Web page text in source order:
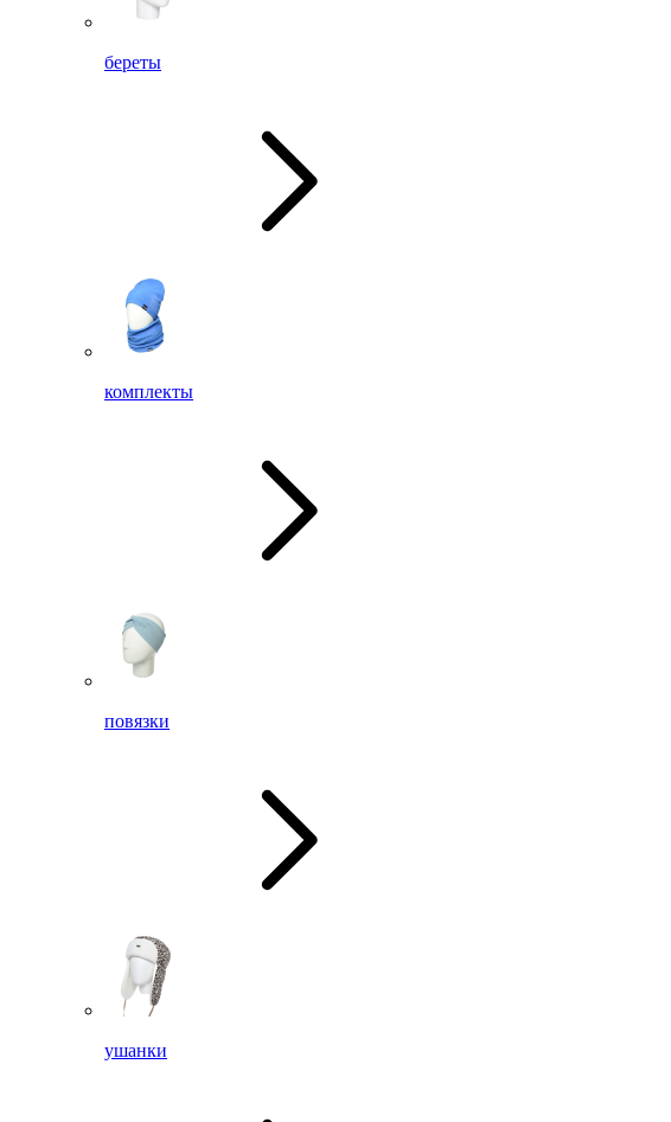
береты
комплекты
повязки
ушанки